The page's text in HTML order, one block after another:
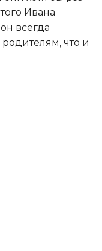
Ивана
всегда
родителям, что и